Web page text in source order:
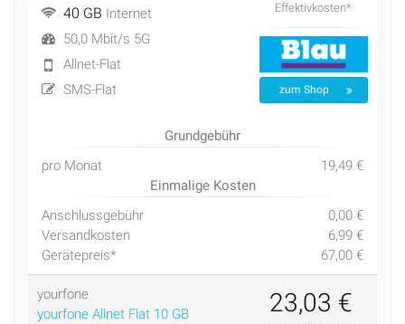
40 GB Internet
50,0 Mbit/s 5G
Allnet-Flat
SMS-Flat
Effektivkosten*
zum Shop
Grundgebühr
pro Monat
19,49 €
Einmalige Kosten
Anschlussgebühr
0,00 €
Versandkosten
6,99 €
Gerätepreis*
67,00 €
yourfone
yourfone Allnet Flat 10 GB
23,03 €